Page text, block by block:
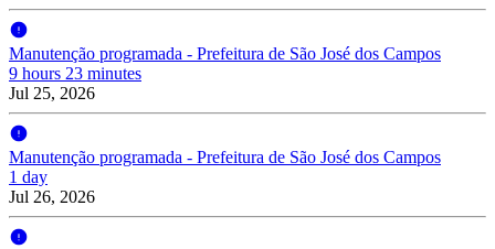
Manutenção programada - Prefeitura de São José dos Campos
9 hours 23 minutes
Jul 25, 2026
Manutenção programada - Prefeitura de São José dos Campos
1 day
Jul 26, 2026